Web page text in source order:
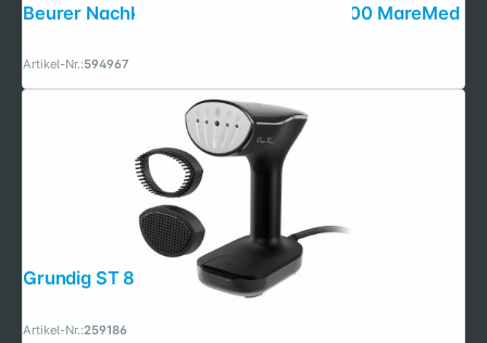
Beurer Nachkaufset Kompakt für MK 500 MareMed
Artikel-Nr.:594967
Grundig ST 8450
Artikel-Nr.:259186